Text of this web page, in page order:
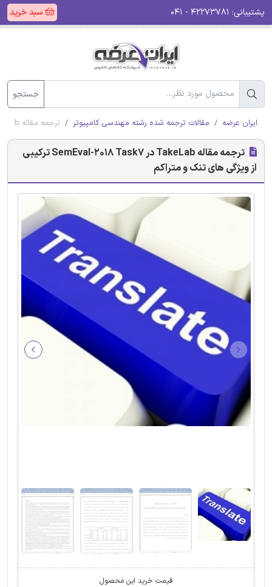
پشتیبانی: سبد خرید
جستجو
ایران عرضه مقالات ترجمه شده رشته مهندسی کامپیوتر ترجمه مقاله TakeLab در SemEval-2018 Task7 ترکیبی از ویژگی های تنک و متراکم
ترجمه مقاله TakeLab در SemEval-2018 Task7 ترکیبی
از ویژگی های تنک و متراکم
قیمت خرید این محصول